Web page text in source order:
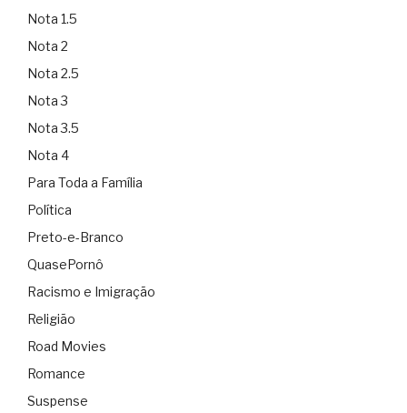
Nota 1.5
Nota 2
Nota 2.5
Nota 3
Nota 3.5
Nota 4
Para Toda a Família
Política
Preto-e-Branco
QuasePornô
Racismo e Imigração
Religião
Road Movies
Romance
Suspense